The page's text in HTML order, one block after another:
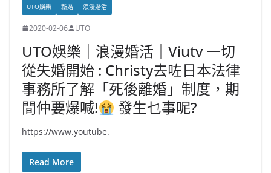
UTO娛樂 新婚 浪漫婚活
2020-02-06 UTO
UTO娛樂｜浪漫婚活｜Viutv 一切
從失婚開始 : Christy去咗日本法律
事務所了解「死後離婚」制度，期
間仲要爆喊!
發生乜事呢?
https://www.youtube.
Read More